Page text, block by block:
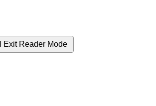
Exit Reader Mode